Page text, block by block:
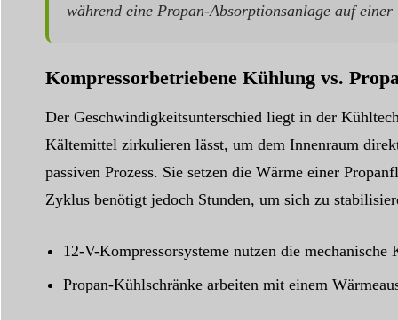
während eine Propan-Absorptionsanlage auf
Kompressorbetriebene Kühlung vs.
Der Geschwindigkeitsunterschied liegt in der
Kältemittel zirkulieren lässt, um dem Innenraum
passiven Prozess. Sie setzen die Wärme einer
Zyklus benötigt jedoch Stunden, um sich zu
12-V-Kompressorsysteme nutzen die
Propan-Kühlschränke arbeiten mit einem